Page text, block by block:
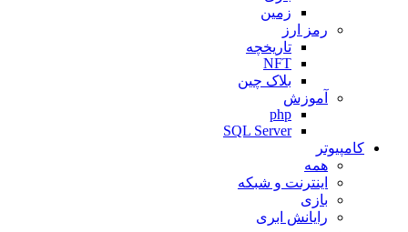
زمین
رمز ارز
تاریخچه
NFT
بلاک چین
آموزش
php
SQL Server
کامپیوتر
همه
اینترنت و شبکه
بازی
رایانش ابری